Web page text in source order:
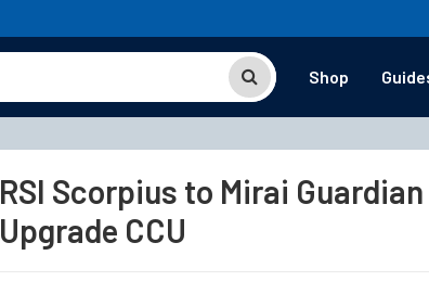
Shop
RSI Scorpius to Mirai Guardian
Upgrade CCU